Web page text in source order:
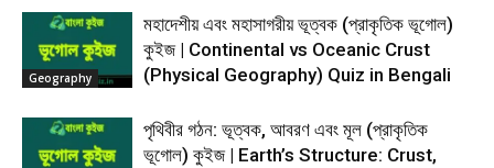
Geography
মহাদেশীয় এবং মহাসাগরীয় ভূত্বক (প্রাকৃতিক ভূগোল)
কুইজ | Continental vs Oceanic Crust
(Physical Geography) Quiz in Bengali
পৃথিবীর গঠন: ভূত্বক, আবরণ এবং মূল (প্রাকৃতিক
ভূগোল) কুইজ | Earth’s Structure: Crust,